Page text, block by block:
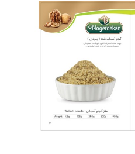
بانک، بیمه و سرمایه